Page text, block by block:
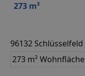
273 m²
96132 Schlüsselfeld
273 m² Wohnfläche